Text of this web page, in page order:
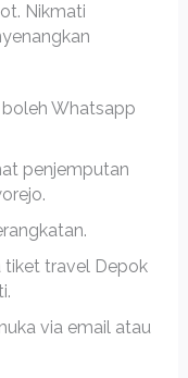
Nikmati
Whatsapp
penjemputan
tiket travel Depok
via email atau